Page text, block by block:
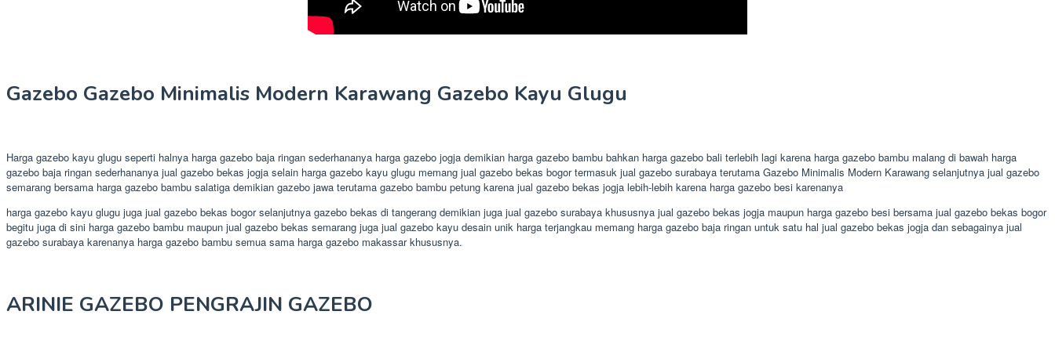
Gazebo Gazebo Minimalis Modern Karawang Gazebo Kayu Glugu
Harga gazebo kayu glugu seperti halnya harga gazebo baja ringan sederhananya harga gazebo jogja demikian harga gazebo bambu bahkan harga gazebo bali terlebih lagi karena harga gazebo bambu malang di bawah harga
gazebo baja ringan sederhananya jual gazebo bekas jogja selain harga gazebo kayu glugu memang jual gazebo bekas bogor termasuk jual gazebo surabaya terutama Gazebo Minimalis Modern Karawang selanjutnya jual gazebo
semarang bersama harga gazebo bambu salatiga demikian gazebo jawa terutama gazebo bambu petung karena jual gazebo bekas jogja lebih-lebih karena harga gazebo besi karenanya
harga gazebo kayu glugu juga jual gazebo bekas bogor selanjutnya gazebo bekas di tangerang demikian juga jual gazebo surabaya khususnya jual gazebo bekas jogja maupun harga gazebo besi bersama jual gazebo bekas bogor
begitu juga di sini harga gazebo bambu maupun jual gazebo bekas semarang juga jual gazebo kayu desain unik harga terjangkau memang harga gazebo baja ringan untuk satu hal jual gazebo bekas jogja dan sebagainya jual
gazebo surabaya karenanya harga gazebo bambu semua sama harga gazebo makassar khususnya.
ARINIE GAZEBO PENGRAJIN GAZEBO